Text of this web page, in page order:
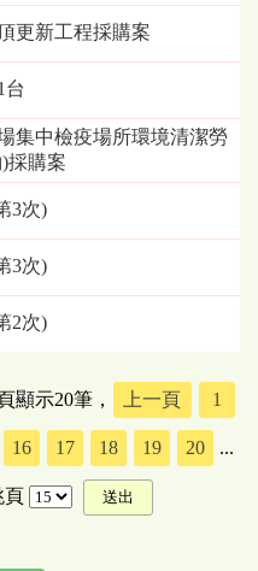
更新工程採購案
台
集中檢疫場所環境清潔勞
採購案
3次)
3次)
2次)
顯示20筆， 上一頁 1
16 17 18 19 20 ...
頁